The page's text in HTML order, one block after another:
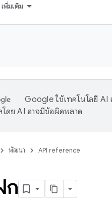
เพิ่มเติม
Google ใช้เทคโนโลยี
โดย AI อาจมีข้อผิดพลาด
พัฒนา API reference
ก